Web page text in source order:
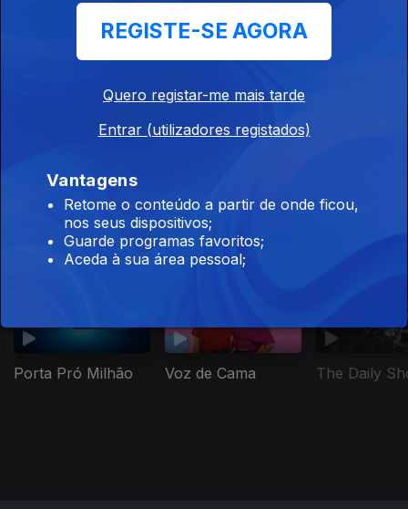
Este conteúdo faz parte de Rir é o
melhor remédio
Este conteúdo faz parte de Humor
Porta Pró Milhão Voz de Cama The Daily
REGISTE-SE AGORA
Quero registar-me mais tarde
Entrar (utilizadores registados)
Vantagens
Retome o conteúdo a partir de onde ficou,
nos seus dispositivos;
Guarde programas favoritos;
Aceda à sua área pessoal;